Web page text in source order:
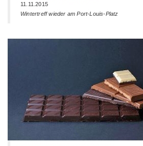
11.11.2015
Wintertreff wieder am Port-Louis-Platz